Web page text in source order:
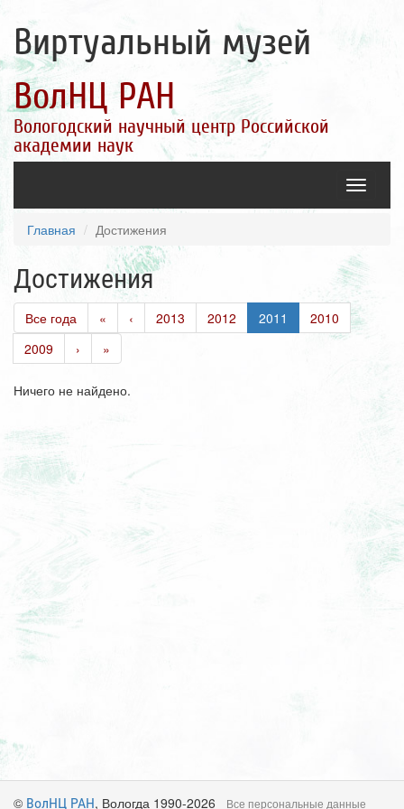
Виртуальный музей
ВолНЦ РАН
Вологодский научный центр Российской
академии наук
Toggle
Главная Достижения
Достижения
Все года « ‹ 2013 2012 2011
2010
2009
› »
Ничего не найдено.
© ВолНЦ РАН, Вологда 1990-2026 Все персональные данные